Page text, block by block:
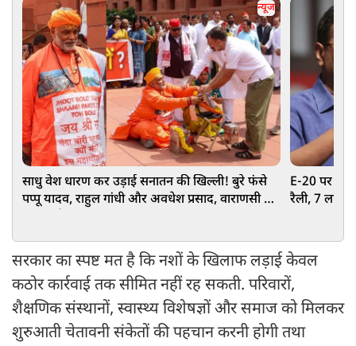
न्यूज
साधु वेश धारण कर उड़ाई सनातन की खिल्ली! बुरे फंसे
पप्‍पू यादव, राहुल गांधी और अवधेश प्रसाद, वाराणसी में
E-20 पर
रैली, 7 लाख
सरकार का स्पष्ट मत है कि नशों के खिलाफ लड़ाई केवल
कठोर कार्रवाई तक सीमित नहीं रह सकती. परिवारों,
शैक्षणिक संस्थानों, स्वास्थ्य विशेषज्ञों और समाज को मिलकर
शुरुआती चेतावनी संकेतों की पहचान करनी होगी तथा